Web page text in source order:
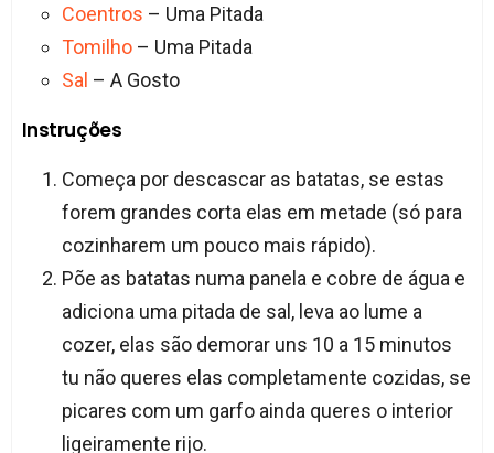
Coentros – Uma Pitada
Tomilho– Uma Pitada
Sal – A Gosto
Instruções
Começa por descascar as batatas, se estas
forem grandes corta elas em metade (só para
cozinharem um pouco mais rápido).
Põe as batatas numa panela e cobre de água e
adiciona uma pitada de sal, leva ao lume a
cozer, elas são demorar uns 10 a 15 minutos
tu não queres elas completamente cozidas, se
picares com um garfo ainda queres o interior
ligeiramente rijo.